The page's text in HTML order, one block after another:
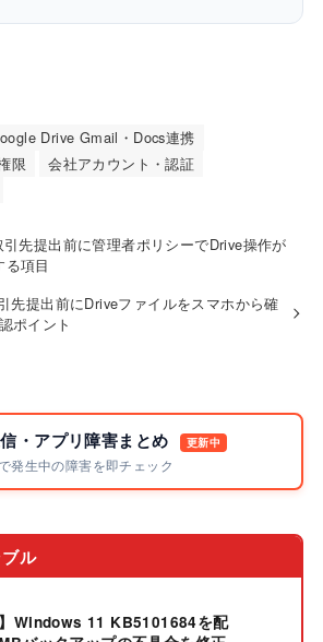
Drive Gmail・Docs連携
限
会社アカウント・認証
引先提出前に管理者ポリシーでDrive操作が
項目
先提出前にDriveファイルをスマホから確
ポイント
信・アプリ障害まとめ 更新中
発生中の障害を即チェック
ル
Windows 11 KB5101684を配